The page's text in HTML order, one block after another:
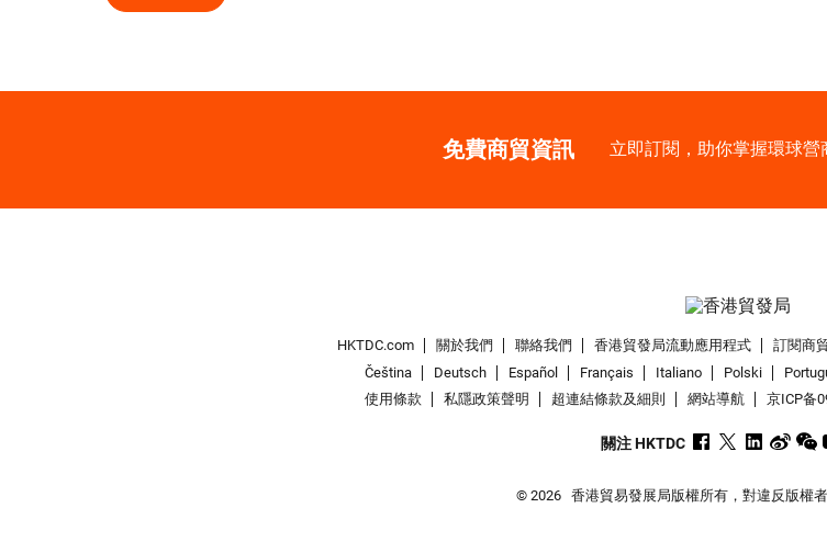
免費商貿資訊 立即訂閱，助你掌握環球營
HKTDC.com 關於我們 聯絡我們 香港貿發局流動應用程式 訂閱商
Čeština
Deutsch Español Français Italiano Polski
使用條款
私隱政策聲明 超連結條款及細則 網站導航 京ICP备
關注 HKTDC
© 2026 香港貿易發展局版權所有，對違反版權